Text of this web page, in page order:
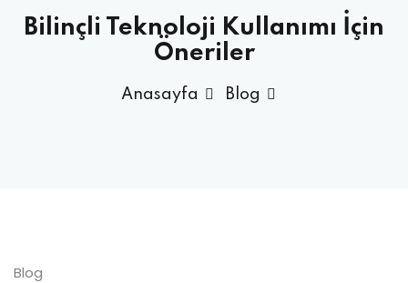
Bilinçli Teknoloji Kullanımı İçin
Öneriler
Anasayfa Blog
Blog